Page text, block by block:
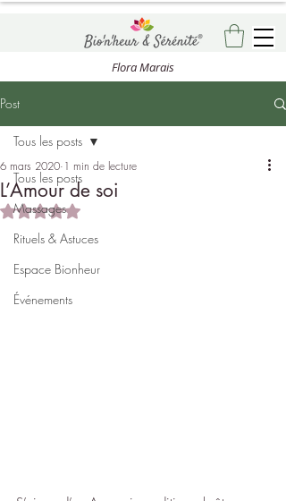
Flora Marais
Post
Tous les posts
Massages
Rituels & Astuces
Espace Bionheur
Événements
Tous les posts
L’Amour de soi
6 mars 2020 1 min de lecture
Noté NaN étoiles sur 5.